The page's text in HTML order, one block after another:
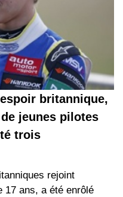
britannique,
jeunes pilotes
trois
rejoint
17 ans, a été enrôlé